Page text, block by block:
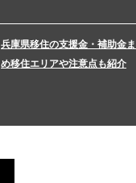
兵庫県移住の支援金・補助金
め移住エリアや注意点も紹介